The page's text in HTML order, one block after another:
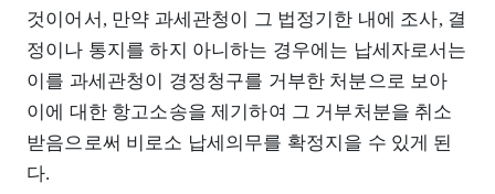
것이어서, 만약 과세관청이 그 법정기한 내에 조사, 결
정이나 통지를 하지 아니하는 경우에는 납세자로서는
이를 과세관청이 경정청구를 거부한 처분으로 보아
이에 대한 항고소송을 제기하여 그 거부처분을 취소
받음으로써 비로소 납세의무를 확정지을 수 있게 된
다.